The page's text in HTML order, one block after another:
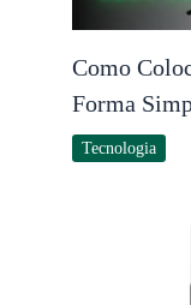
Como
Forma
Tecnologia